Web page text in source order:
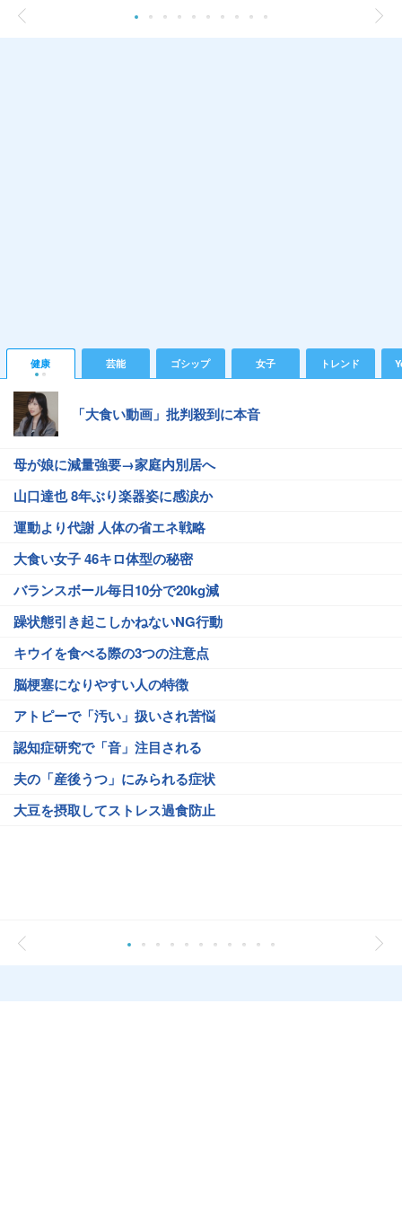
健康 芸能 ゴシップ 女子 トレンド
「大食い動画」批判殺到に本音
母が娘に減量強要→家庭内別居へ
山口達也 8年ぶり楽器姿に感涙か
運動より代謝 人体の省エネ戦略
大食い女子 46キロ体型の秘密
バランスボール毎日10分で20kg減
躁状態引き起こしかねないNG行動
キウイを食べる際の3つの注意点
脳梗塞になりやすい人の特徴
アトピーで「汚い」扱いされ苦悩
認知症研究で「音」注目される
夫の「産後うつ」にみられる症状
大豆を摂取してストレス過食防止